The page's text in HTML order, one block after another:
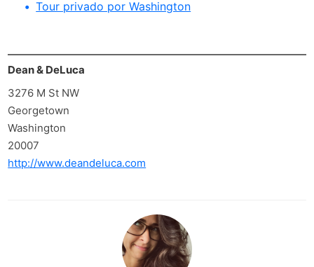
Tour privado por Washington
Dean & DeLuca
3276 M St NW
Georgetown
Washington
20007
http://www.deandeluca.com